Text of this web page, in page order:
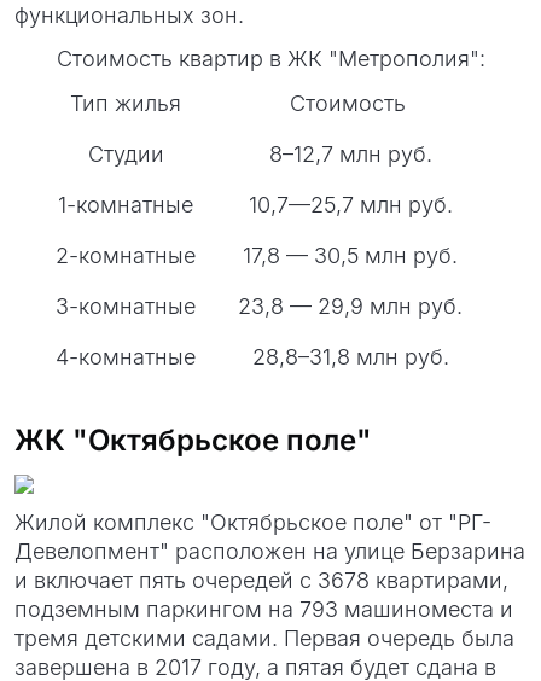
функциональных зон.
Стоимость квартир в ЖК "Метрополия":
Тип жилья
Стоимость
Студии
8–12,7 млн руб.
1-комнатные
10,7—25,7 млн руб.
2-комнатные
17,8 — 30,5 млн руб.
3-комнатные
23,8 — 29,9 млн руб.
4-комнатные
28,8–31,8 млн руб.
ЖК "Октябрьское поле"
Жилой комплекс "Октябрьское поле" от "РГ-
Девелопмент" расположен на улице Берзарина
и включает пять очередей с 3678 квартирами,
подземным паркингом на 793 машиноместа и
тремя детскими садами. Первая очередь была
завершена в 2017 году, а пятая будет сдана в